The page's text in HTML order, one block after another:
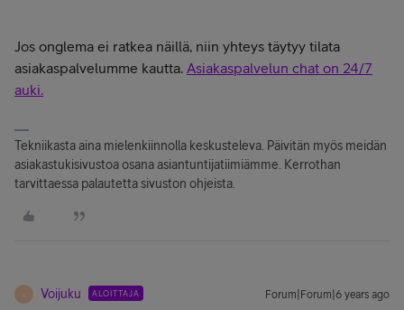
Jos onglema ei ratkea näillä, niin yhteys täytyy tilata
asiakaspalvelumme kautta. Asiakaspalvelun chat on 24/7
auki.
Tekniikasta aina mielenkiinnolla keskusteleva. Päivitän myös meidän
asiakastukisivustoa osana asiantuntijatiimiämme. Kerrothan
tarvittaessa palautetta sivuston ohjeista.
V Voijuku ALOITTAJA Forum|Forum|6 years ago